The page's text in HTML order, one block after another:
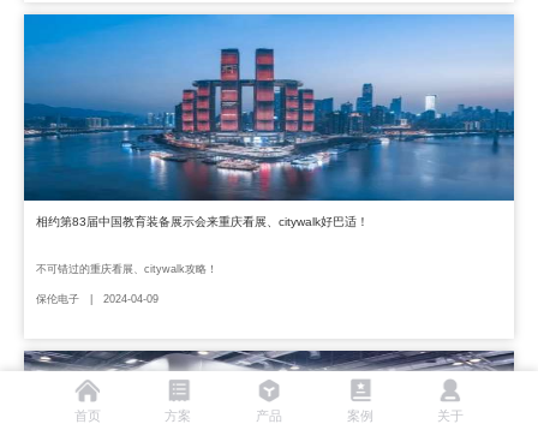
相约第83届中国教育装备展示会来重庆看展、citywalk好巴适！
不可错过的重庆看展、citywalk攻略！
保伦电子 | 2024-04-09
首页 方案 产品 案例 关于